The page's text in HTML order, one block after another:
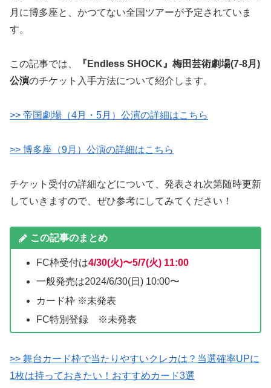
月に博多座と、かつてない全国ツアーが予定されていま
す。
この記事では、
『Endless SHOCK』梅田芸術劇場(7-8月)
公演のチケット入手方法について紹介します。
>> 帝国劇場（4月・5月）公演の詳細はこちら
>> 博多座（9月）公演の詳細はこちら
チケット受付の詳細などについて、発表され次第随時更新
していきますので、ぜひ参考にしてみてください！
この記事のまとめ
FC枠受付は4/30(火)〜5/7(火) 11:00
一般発売は2024/6/30(日) 10:00〜
カード枠 ※未発表
FC特別登録 ※未発表
>> 舞台カード枠で当たりやすいクレカは？当選確率UPに
1枚は持っておきたい！おすすめカード3選